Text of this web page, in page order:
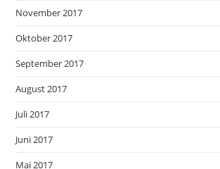
November 2017
Oktober 2017
September 2017
August 2017
Juli 2017
Juni 2017
Mai 2017